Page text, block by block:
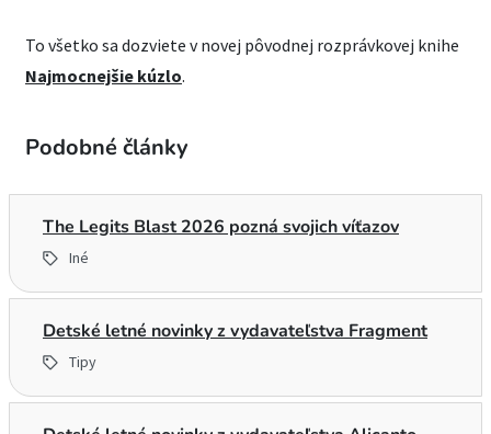
To všetko sa dozviete v novej pôvodnej rozprávkovej knihe
Najmocnejšie kúzlo.
Podobné články
The Legits Blast 2026 pozná svojich víťazov
Iné
Detské letné novinky z vydavateľstva Fragment
Tipy